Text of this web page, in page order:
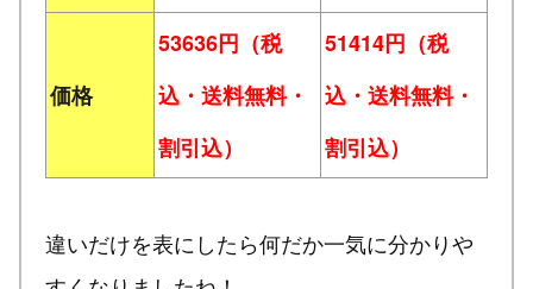
価格
53636円（税
込・送料無料・
割引込）
51414円（税
込・送料無料・
割引込）
違いだけを表にしたら何だか一気に分かりや